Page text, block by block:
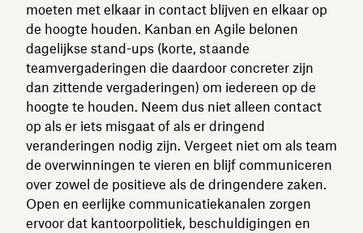
moeten met elkaar in contact blijven en elkaar op
de hoogte houden. Kanban en Agile belonen
dagelijkse stand-ups (korte, staande
teamvergaderingen die daardoor concreter zijn
dan zittende vergaderingen) om iedereen op de
hoogte te houden. Neem dus niet alleen contact
op als er iets misgaat of als er dringend
veranderingen nodig zijn. Vergeet niet om als team
de overwinningen te vieren en blijf communiceren
over zowel de positieve als de dringendere zaken.
Open en eerlijke communicatiekanalen zorgen
ervoor dat kantoorpolitiek, beschuldigingen en